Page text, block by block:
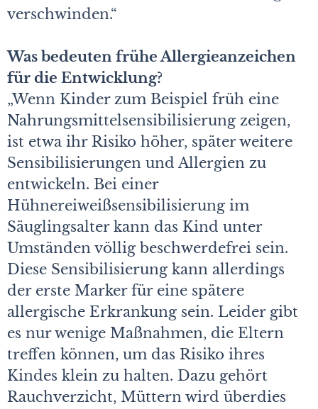
verschwinden.“
Was bedeuten frühe Allergieanzeichen
für die Entwicklung?
„Wenn Kinder zum Beispiel früh eine
Nahrungsmittelsensibilisierung zeigen,
ist etwa ihr Risiko höher, später weitere
Sensibilisierungen und Allergien zu
entwickeln. Bei einer
Hühnereiweißsensibilisierung im
Säuglingsalter kann das Kind unter
Umständen völlig beschwerdefrei sein.
Diese Sensibilisierung kann allerdings
der erste Marker für eine spätere
allergische Erkrankung sein. Leider gibt
es nur wenige Maßnahmen, die Eltern
treffen können, um das Risiko ihres
Kindes klein zu halten. Dazu gehört
Rauchverzicht, Müttern wird überdies